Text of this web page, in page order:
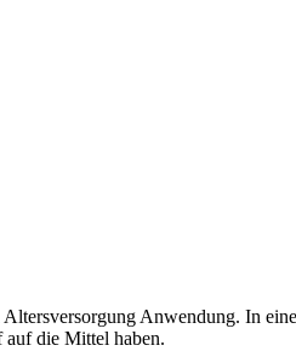
Anwendung. In
auf die Mittel haben.